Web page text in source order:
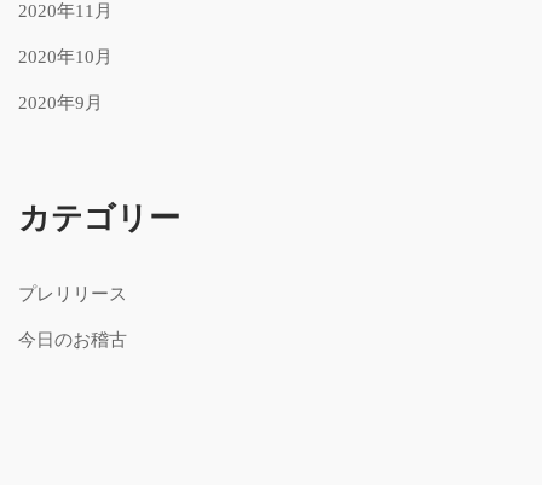
2020年11月
2020年10月
2020年9月
カテゴリー
プレリリース
今日のお稽古